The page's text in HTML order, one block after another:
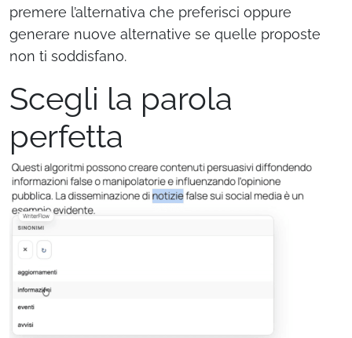
premere l’alternativa che preferisci oppure
generare nuove alternative se quelle proposte
non ti soddisfano.
Scegli la parola
perfetta